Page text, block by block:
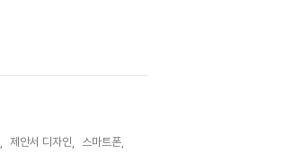
제안서 디자인,
스마트폰,